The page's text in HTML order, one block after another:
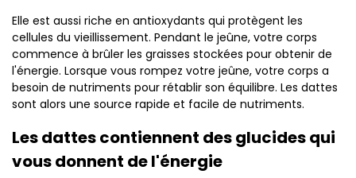
Elle est aussi riche en antioxydants qui protègent les
cellules du vieillissement. Pendant le jeûne, votre corps
commence à brûler les graisses stockées pour obtenir de
l'énergie. Lorsque vous rompez votre jeûne, votre corps a
besoin de nutriments pour rétablir son équilibre. Les dattes
sont alors une source rapide et facile de nutriments.
Les dattes contiennent des glucides qui
vous donnent de l'énergie